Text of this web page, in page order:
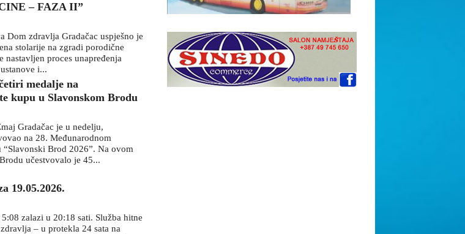
– FAZA II”
Dom zdravlja Gradačac uspješno je
stolarije na zgradi porodične
nastavljen proces unapređenja
i...
medalje na
kupu u Slavonskom Brodu
Gradačac je u nedelju,
na 28. Međunarodnom
Brod 2026”. Na ovom
učestvovalo je 45...
19.05.2026.
zalazi u 20:18 sati. Služba hitne
– u protekla 24 sata na